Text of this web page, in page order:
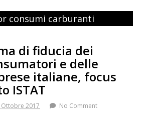
consumi carburanti
di fiducia dei
e delle
italiane, focus
ISTAT
Ottobre 2017 No Comment